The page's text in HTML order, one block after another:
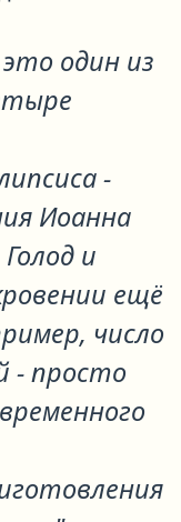
один из
-
Иоанна
и
ещё
число
- просто